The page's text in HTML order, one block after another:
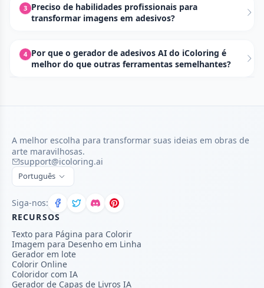
3 Preciso de habilidades profissionais para
transformar imagens em adesivos?
4 Por que o gerador de adesivos AI do iColoring é
melhor do que outras ferramentas semelhantes?
A melhor escolha para transformar suas ideias em obras de
arte maravilhosas.
support@icoloring.ai
Português
Siga-nos:
RECURSOS
Texto para Página para Colorir
Imagem para Desenho em Linha
Gerador em lote
Colorir Online
Coloridor com IA
Gerador de Capas de Livros IA